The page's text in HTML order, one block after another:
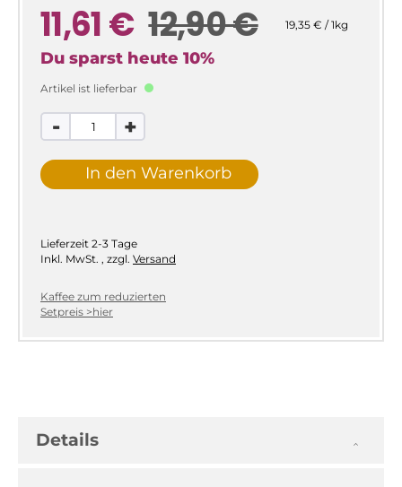
11,61 € 12,90 € 19,35 € / 1kg
Du sparst heute 10%
Artikel ist lieferbar
- +
In den Warenkorb
Lieferzeit 2-3 Tage
Inkl. MwSt. , zzgl. Versand
Kaffee zum reduzierten
Setpreis >hier
Details